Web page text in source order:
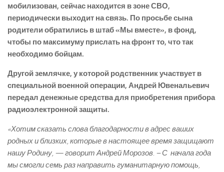
мобилизован, сейчас находится в зоне СВО,
периодически выходит на связь. По просьбе сына
родители обратились в штаб «Мы вместе», в фонд,
чтобы по максимуму прислать на фронт то, что так
необходимо бойцам.
Другой землячке, у которой родственник участвует в
специальной военной операции, Андрей Ювенальевич
передал денежные средства для приобретения прибора
радиоэлектронной защиты.
«Хотим сказать слова благодарности в адрес ваших
родных и близких, которые в настоящее время защищают
нашу Родину, — говорит Андрей Морозов. – С начала года
мы смогли семь раз направить гуманитарную помощь,